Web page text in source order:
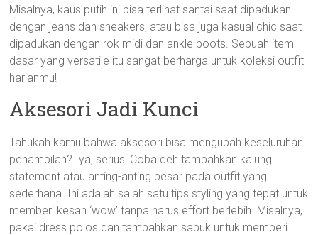
Misalnya, kaus putih ini bisa terlihat santai saat dipadukan
dengan jeans dan sneakers, atau bisa juga kasual chic saat
dipadukan dengan rok midi dan ankle boots. Sebuah item
dasar yang versatile itu sangat berharga untuk koleksi outfit
harianmu!
Aksesori Jadi Kunci
Tahukah kamu bahwa aksesori bisa mengubah keseluruhan
penampilan? Iya, serius! Coba deh tambahkan kalung
statement atau anting-anting besar pada outfit yang
sederhana. Ini adalah salah satu tips styling yang tepat untuk
memberi kesan ‘wow’ tanpa harus effort berlebih. Misalnya,
pakai dress polos dan tambahkan sabuk untuk memberi